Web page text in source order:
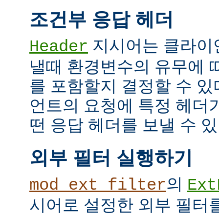
조건부 응답 헤더
Header 지시어는 클라
낼때 환경변수의 유무에
를 포함할지 결정할 수
언트의 요청에 특정 헤더
떤 응답 헤더를 보낼 수
외부 필터 실행하기
mod_ext_filter의
시어로 설정한 외부 필터